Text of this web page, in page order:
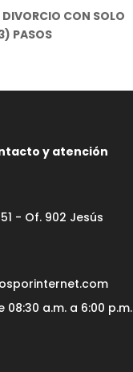
DIVORCIO CON SOLO
PASOS
y atención
- Of. 902 Jesús
08:30 a.m. a 6:00 p.m.